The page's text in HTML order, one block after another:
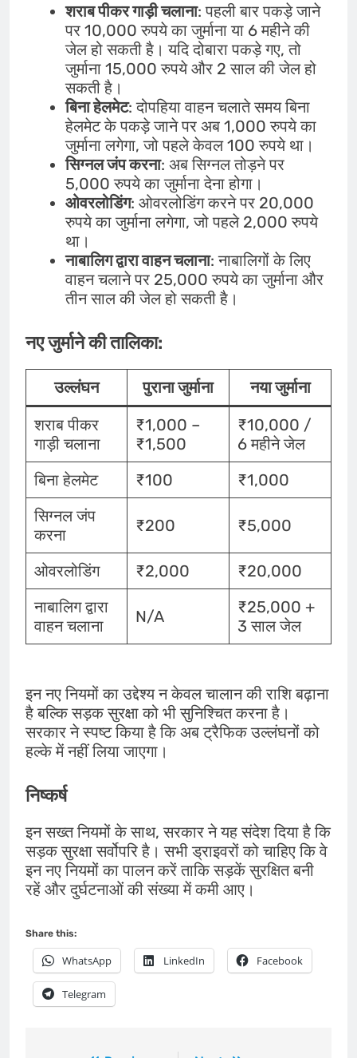
शराब पीकर गाड़ी चलाना: पहली बार पकड़े जाने
पर 10,000 रुपये का जुर्माना या 6 महीने की
जेल हो सकती है। यदि दोबारा पकड़े गए, तो
जुर्माना 15,000 रुपये और 2 साल की जेल हो
सकती है।
बिना हेलमेट: दोपहिया वाहन चलाते समय बिना
हेलमेट के पकड़े जाने पर अब 1,000 रुपये का
जुर्माना लगेगा, जो पहले केवल 100 रुपये था।
सिग्नल जंप करना: अब सिग्नल तोड़ने पर
5,000 रुपये का जुर्माना देना होगा।
ओवरलोडिंग: ओवरलोडिंग करने पर 20,000
रुपये का जुर्माना लगेगा, जो पहले 2,000 रुपये
था।
नाबालिग द्वारा वाहन चलाना: नाबालिगों के लिए
वाहन चलाने पर 25,000 रुपये का जुर्माना और
तीन साल की जेल हो सकती है।
नए जुर्माने की तालिका:
उल्लंघन पुराना जुर्माना
नया जुर्माना
शराब पीकर
गाड़ी चलाना
₹1,000 –
₹1,500
₹10,000 /
6 महीने जेल
बिना हेलमेट
₹100
₹1,000
सिग्नल जंप
करना
₹200 ₹5,000
ओवरलोडिंग ₹2,000
₹20,000
नाबालिग द्वारा
वाहन चलाना
N/A
₹25,000 +
3 साल जेल
इन नए नियमों का उद्देश्य न केवल चालान की राशि बढ़ाना
है बल्कि सड़क सुरक्षा को भी सुनिश्चित करना है।
सरकार ने स्पष्ट किया है कि अब ट्रैफिक उल्लंघनों को
हल्के में नहीं लिया जाएगा।
निष्कर्ष
इन सख्त नियमों के साथ, सरकार ने यह संदेश दिया है कि
सड़क सुरक्षा सर्वोपरि है। सभी ड्राइवरों को चाहिए कि वे
इन नए नियमों का पालन करें ताकि सड़कें सुरक्षित बनी
रहें और दुर्घटनाओं की संख्या में कमी आए।
Share this:
WhatsApp LinkedIn Facebook
Telegram